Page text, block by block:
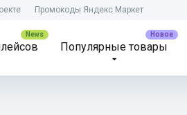
Промокоды Яндекс Маркет
Популярные товары